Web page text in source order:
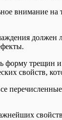
внимание
должен
трещин и
свойств,
перечисленные